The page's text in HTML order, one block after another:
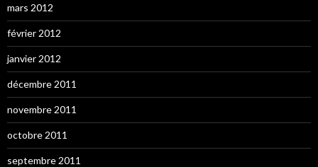
mars 2012
février 2012
janvier 2012
décembre 2011
novembre 2011
octobre 2011
septembre 2011